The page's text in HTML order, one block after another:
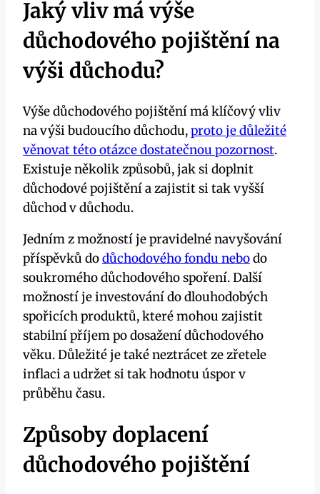
Jaký vliv má výše
důchodového pojištění na
výši důchodu?
Výše důchodového pojištění má klíčový vliv
na výši budoucího důchodu,proto je důležité
věnovat této otázce dostatečnou pozornost.
Existuje několik způsobů, jak si doplnit
důchodové pojištění a zajistit si tak vyšší
důchod v důchodu.
Jedním z možností je pravidelné navyšování
příspěvků dodůchodového fondu nebodo
soukromého důchodového spoření. Další
možností je investování do dlouhodobých
spořicích produktů, které mohou zajistit
stabilní příjem po dosažení důchodového
věku. Důležité je také neztrácet ze zřetele
inflaci a udržet si tak hodnotu úspor v
průběhu času.
Způsoby doplacení
důchodového pojištění